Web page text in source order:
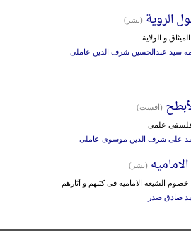
الرویة (نشر)
و الولایة
سید عبدالحسین شرف الدین عاملی
(افست)
فلسفی علمی
علی شرف الدین موسوی عاملی
(نشر)
خصوم‌ ‌الشیعه‌ ‌الامامیه‌ فی‌ کتبهم‌ و ‌آثار‌هم‌
صادق صدر